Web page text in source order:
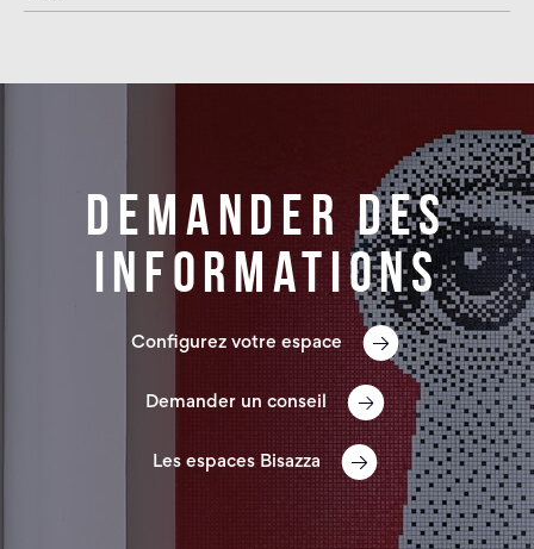
Demander des
informations
Configurez votre espace
Demander un conseil
Les espaces Bisazza